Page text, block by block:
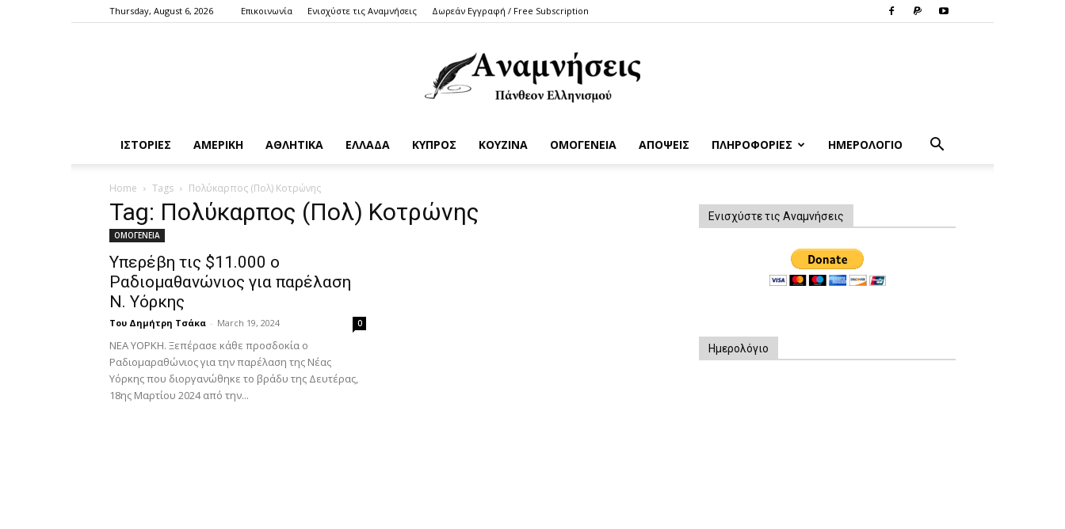
Thursday, August 6, 2026 Επικοινωνία Ενισχύστε τις Αναμνήσεις Δωρεάν Εγγραφή / Free Subscription
ΙΣΤΟΡΙΕΣ ΑΜΕΡΙΚΗ ΑΘΛΗΤΙΚΑ ΕΛΛΑΔΑ ΚΥΠΡΟΣ ΚΟΥΖΙΝΑ ΟΜΟΓΕΝΕΙΑ ΑΠΟΨΕΙΣ ΠΛΗΡΟΦΟΡΙΕΣ ΗΜΕΡΟΛΟΓΙΟ
Home Tags Πολύκαρπος (Πολ) Κοτρώνης
Tag: Πολύκαρπος (Πολ) Κοτρώνης
ΟΜΟΓΕΝΕΙΑ
Υπερέβη τις $11.000 ο
Ραδιομαθανώνιος για παρέλαση
Ν. Υόρκης
Του Δημήτρη Τσάκα - March 19, 2024 0
ΝΕΑ ΥΟΡΚΗ. Ξεπέρασε κάθε προσδοκία ο
Ραδιομαραθώνιος για την παρέλαση της Νέας
Υόρκης που διοργανώθηκε το βράδυ της Δευτέρας,
18ης Μαρτίου 2024 από την...
Ενισχύστε τις Αναμνήσεις
Ημερολόγιο